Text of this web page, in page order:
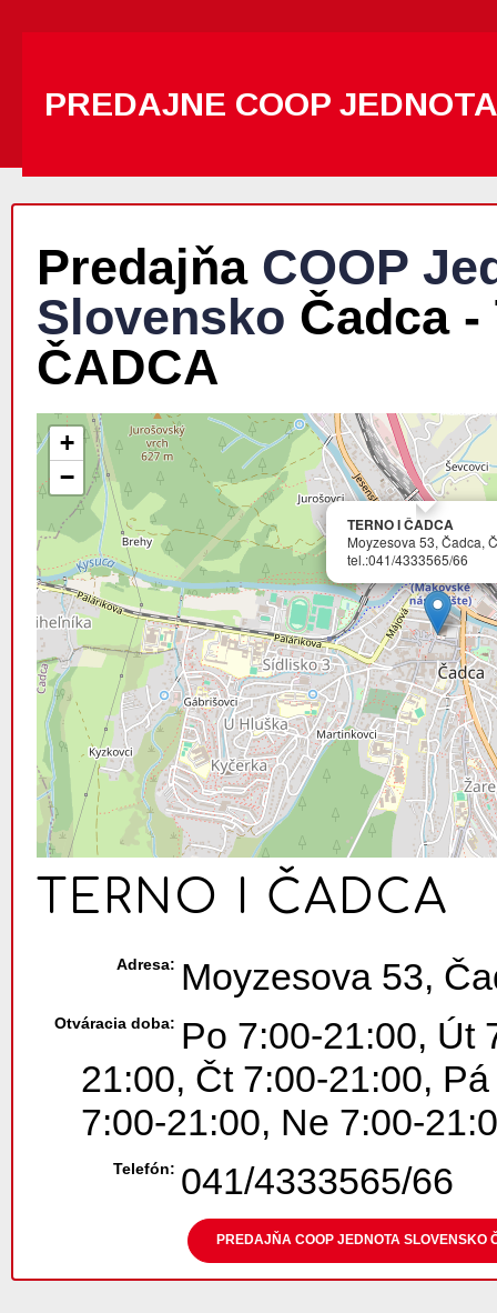
PREDAJNE COOP
Predajňa COOP
Slovensko Čadca -
ČADCA
TERNO I ČADCA
Moyzesova 53, Čadca,
tel.:041/4333565/66
+
−
TERNO I ČADCA
Adresa: Moyzesova 53,
Otváracia doba: Po 7:00-21:00, Út
21:00, Čt 7:00-21:00,
7:00-21:00, Ne 7:00-
Telefón: 041/4333565/66
PREDAJŇA COOP JEDNOTA SLOVENSKO